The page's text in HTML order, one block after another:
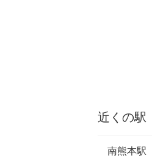
近くの駅
南熊本駅